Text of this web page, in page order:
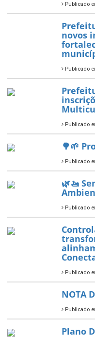
—
7 de
ÚLTIMAS NOTÍCIAS
Publicado
novos
Publicado
🌳🌱